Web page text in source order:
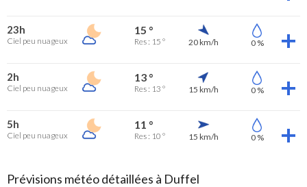
23h
Ciel peu nuageux
15 °
Res : 15 ° 20 km/h 0 %
2h
Ciel peu nuageux
13 °
Res : 13 ° 15 km/h 0 %
5h
Ciel peu nuageux
11 °
Res : 10 ° 15 km/h 0 %
Prévisions météo détaillées à Duffel